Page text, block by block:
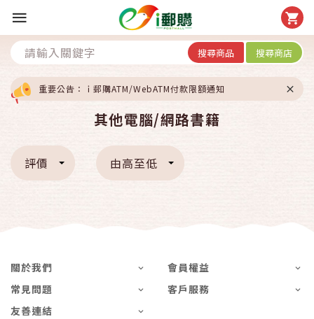
搜尋商品 搜尋商店
重要公告：ｉ郵購ATM/WebATM付款限額通知
其他電腦/網路書籍
評價 由高至低
關於我們
會員權益
常見問題
客戶服務
友善連結